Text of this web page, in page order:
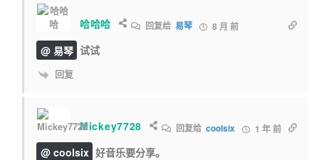
哈哈哈 回复给易琴 8 月 前
@ 易琴 试试
回复
Mickey7728 回复给 coolsix 1 年 前
@ coolsix 好音乐要分享。